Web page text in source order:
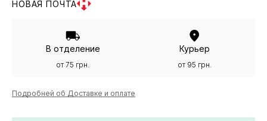
НОВАЯ ПОЧТА
В отделение
от 75 грн.
Курьер
от 95 грн.
Подробней об Доставке и оплате